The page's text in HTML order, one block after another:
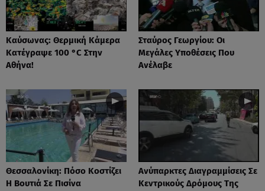
Καύσωνας: Θερμική Κάμερα
Κατέγραψε 100 °C Στην
Αθήνα!
Σταύρος Γεωργίου: Οι
Μεγάλες Υποθέσεις Που
Ανέλαβε
Θεσσαλονίκη: Πόσο Κοστίζει
Η Βουτιά Σε Πισίνα
Ανύπαρκτες Διαγραμμίσεις Σε
Κεντρικούς Δρόμους Της